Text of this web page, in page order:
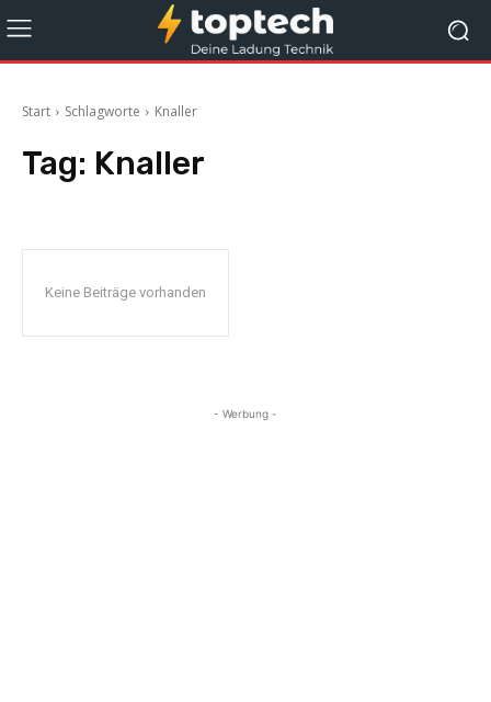
Start Schlagworte Knaller
Tag: Knaller
Keine Beiträge vorhanden
- Werbung -